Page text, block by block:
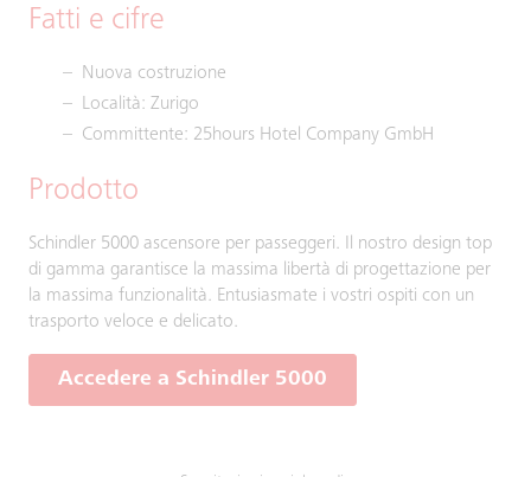
Fatti e cifre
Nuova costruzione
Località: Zurigo
Committente: 25hours Hotel Company GmbH
Prodotto
Schindler 5000 ascensore per passeggeri. Il nostro design top
di gamma garantisce la massima libertà di progettazione per
la massima funzionalità. Entusiasmate i vostri ospiti con un
trasporto veloce e delicato.
Accedere a Schindler 5000